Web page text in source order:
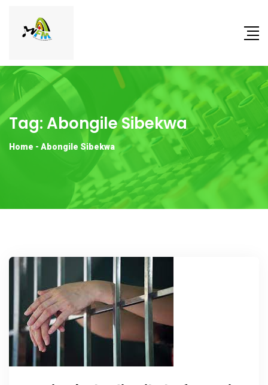
Tag:Abongile Sibekwa
Home - Abongile Sibekwa